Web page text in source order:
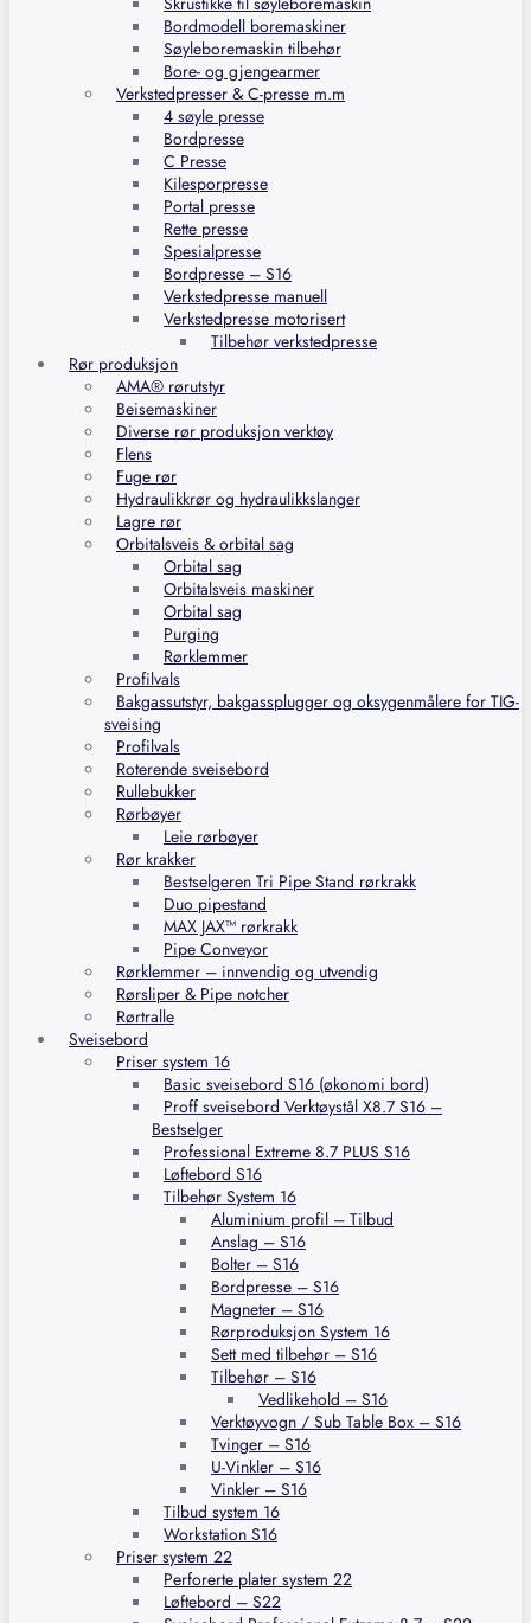
Bordmodell boremaskiner
Søyleboremaskin tilbehør
Bore- og gjengearmer
Verkstedpresser & C-presse m.m
4 søyle presse
Bordpresse
C Presse
Kilesporpresse
Portal presse
Rette presse
Spesialpresse
Bordpresse – S16
Verkstedpresse manuell
Verkstedpresse motorisert
Tilbehør verkstedpresse
Rør produksjon
AMA® rørutstyr
Beisemaskiner
Diverse rør produksjon verktøy
Flens
Fuge rør
Hydraulikkrør og hydraulikkslanger
Lagre rør
Orbitalsveis & orbital sag
Orbital sag
Orbitalsveis maskiner
Orbital sag
Purging
Rørklemmer
Profilvals
Bakgassutstyr, bakgassplugger og oksygenmålere for TIG-
sveising
Profilvals
Roterende sveisebord
Rullebukker
Rørbøyer
Leie rørbøyer
Rør krakker
Bestselgeren Tri Pipe Stand rørkrakk
Duo pipestand
MAX JAX™ rørkrakk
Pipe Conveyor
Rørklemmer – innvendig og utvendig
Rørsliper & Pipe notcher
Rørtralle
Sveisebord
Priser system 16
Basic sveisebord S16 (økonomi bord)
Proff sveisebord Verktøystål X8.7 S16 –
Bestselger
Professional Extreme 8.7 PLUS S16
Løftebord S16
Tilbehør System 16
Aluminium profil – Tilbud
Anslag – S16
Bolter – S16
Bordpresse – S16
Magneter – S16
Rørproduksjon System 16
Sett med tilbehør – S16
Tilbehør – S16
Vedlikehold – S16
Verktøyvogn / Sub Table Box – S16
Tvinger – S16
U-Vinkler – S16
Vinkler – S16
Tilbud system 16
Workstation S16
Priser system 22
Perforerte plater system 22
Løftebord – S22